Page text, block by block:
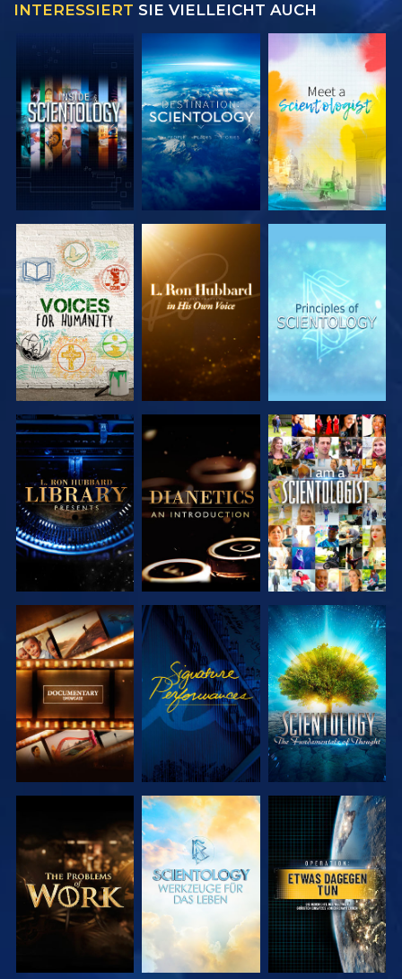
INTERESSIERT SIE VIELLEICHT AUCH
SERIE
ENTDECKEN
SERIE
ENTDECKEN
SERIE
ENTDECKEN
SERIE
ENTDECKEN
SERIE
ENTDECKEN
ANSEHEN
SERIE
ENTDECKEN
ANSEHEN
SERIE
ENTDECKEN
SERIE
ENTDECKEN
SERIE
ENTDECKEN
ANSEHEN